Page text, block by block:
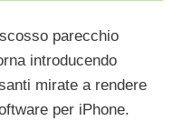
parecchio
introducendo
mirate a rendere
per iPhone.